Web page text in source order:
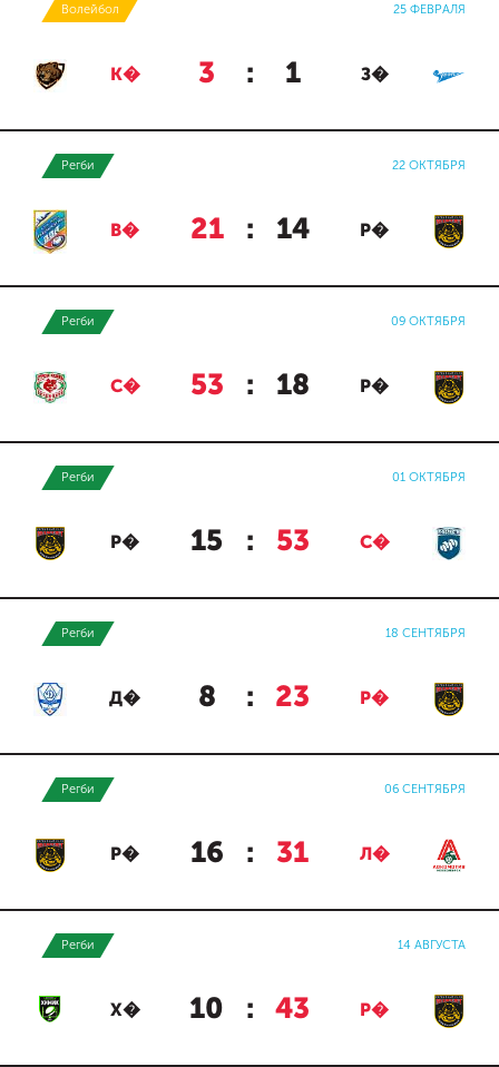
Волейбол 25 ФЕВРАЛЯ
К� 3 : 1 З�
Регби 22 ОКТЯБРЯ
В� 21 : 14 Р�
Регби 09 ОКТЯБРЯ
С� 53 : 18 Р�
Регби 01 ОКТЯБРЯ
Р� 15 : 53 С�
Регби 18 СЕНТЯБРЯ
Д� 8 : 23 Р�
Регби 06 СЕНТЯБРЯ
Р� 16 : 31 Л�
Регби 14 АВГУСТА
Х� 10 : 43 Р�